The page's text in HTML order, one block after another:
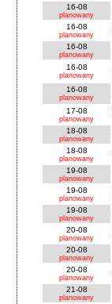
16-08
planowany
16-08
planowany
16-08
planowany
16-08
planowany
16-08
planowany
17-08
planowany
18-08
planowany
18-08
planowany
19-08
planowany
19-08
planowany
19-08
planowany
20-08
planowany
20-08
planowany
20-08
planowany
21-08
planowany